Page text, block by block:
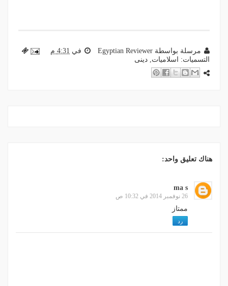
مرسلة بواسطة Egyptian Reviewer في 4:31 م
التسميات:
اسلاميات دينى
هناك تعليق واحد:
ma s
26 نوفمبر 2014 في 10:32 ص
ممتاز
رد